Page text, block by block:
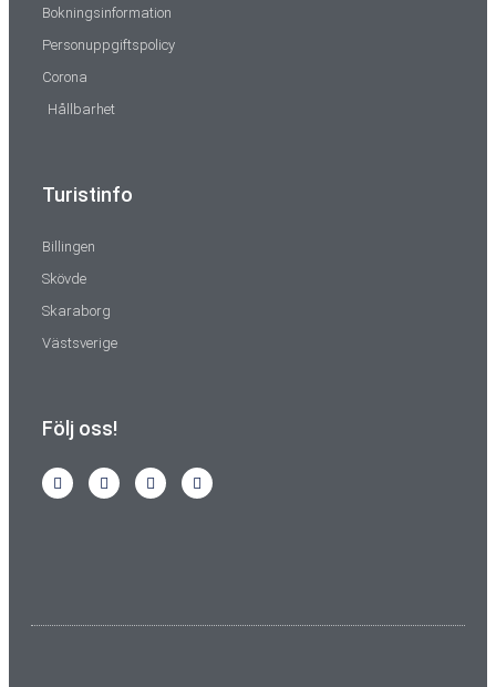
Bokningsinformation
Personuppgiftspolicy
Corona
Hållbarhet
Turistinfo
Billingen
Skövde
Skaraborg
Västsverige
Följ oss!